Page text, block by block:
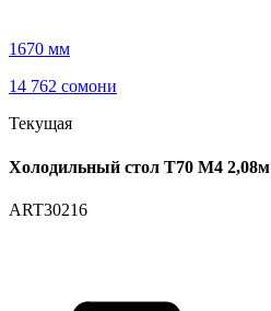
1670 мм
14 762 сомони
Текущая
Холодильный стол T70 М4 2,08м
ART30216